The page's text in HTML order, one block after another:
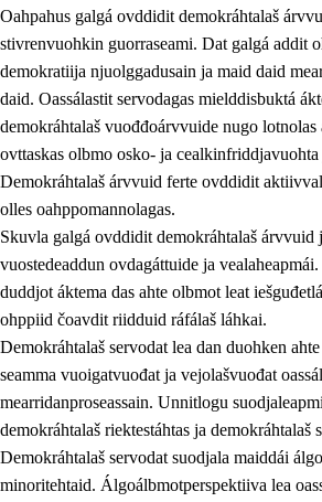
1. Oahpahusa árvovuođđu
1.1 Olmmošárvu
1.2 Identitehta ja kultuvrralaš
1.3 Kritihkalaš jurddašeapmi ja
1.4 Hutkanillu, beroštupmi ja
1.5 Luondduákten ja
1.6 Demokratiija ja mielváikkuheapmi
Oahpahus galgá ovddidit demokráhtalaš
stivrenvuohkin guorraseami. Dat galgá addit
demokratiija njuolggadusain ja maid daid
daid. Oassálastit servodagas mielddisbuktá
demokráhtalaš vuođđoárvvuide nugo lotnolas
ovttaskas olbmo osko- ja
Demokráhtalaš árvvuid ferte ovddidit
olles oahppomannolagas.
Skuvla galgá ovddidit demokráhtalaš árvvuid
vuostedeaddun ovdagáttuide ja
duddjot áktema das ahte olbmot leat
ohppiid čoavdit riidduid ráfálaš láhkai.
Demokráhtalaš servodat lea dan duohken
seamma vuoigatvuođat ja vejolašvuođat
mearridanproseassain. Unnitlogu
demokráhtalaš riektestáhtas ja demokráhtalaš
Demokráhtalaš servodat suodjala maiddái
minoritehtaid. Álgoálbmotperspektiiva lea